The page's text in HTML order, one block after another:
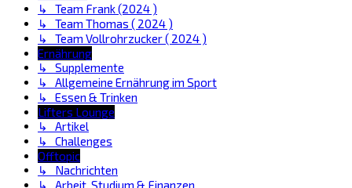
↳ Team Frank (2024 )
↳ Team Thomas ( 2024 )
↳ Team Vollrohrzucker ( 2024 )
Ernährung
↳ Supplemente
↳ Allgemeine Ernährung im Sport
↳ Essen & Trinken
Lifters Lounge
↳ Artikel
↳ Challenges
Offtopic
↳ Nachrichten
↳ Arbeit, Studium & Finanzen